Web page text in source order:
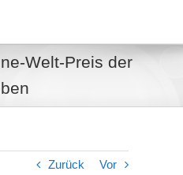
Welt-Preis der
Zurück Vor